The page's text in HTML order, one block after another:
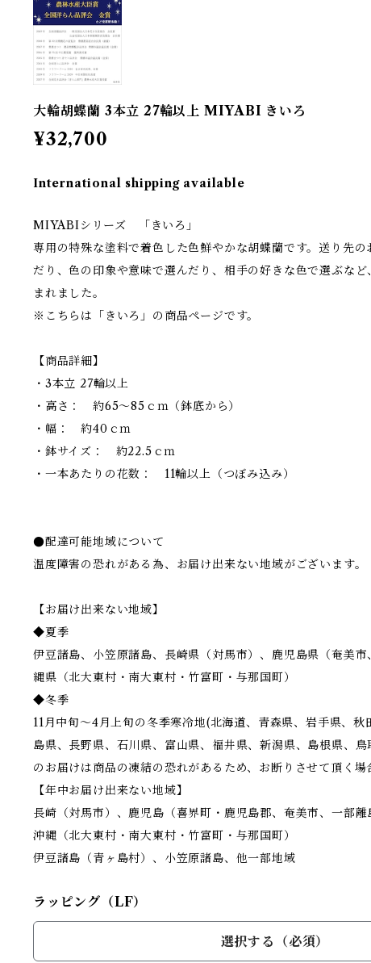
大輪胡蝶蘭 3本立 27輪以上 MIYABI きいろ
¥32,700
International shipping available
MIYABIシリーズ 「きいろ」
専用の特殊な塗料で着色した色鮮やかな胡蝶蘭です。送り先
だり、色の印象や意味で選んだり、相手の好きな色で選ぶな
まれました。
※こちらは「きいろ」の商品ページです。
【商品詳細】
・3本立 27輪以上
・高さ： 約65～85ｃｍ（鉢底から）
・幅： 約40ｃｍ
・鉢サイズ： 約22.5ｃｍ
・一本あたりの花数： 11輪以上（つぼみ込み）
●配達可能地域について
温度障害の恐れがある為、お届け出来ない地域がございます。
【お届け出来ない地域】
◆夏季
伊豆諸島、小笠原諸島、長崎県（対馬市）、鹿児島県（奄美
縄県（北大東村・南大東村・竹富町・与那国町）
◆冬季
11月中旬～4月上旬の冬季寒冷地(北海道、青森県、岩手県、
島県、長野県、石川県、富山県、福井県、新潟県、島根県、
のお届けは商品の凍結の恐れがあるため、お断りさせて頂く場
【年中お届け出来ない地域】
長崎（対馬市）、鹿児島（喜界町・鹿児島郡、奄美市、一部離
沖縄（北大東村・南大東村・竹富町・与那国町）
伊豆諸島（青ヶ島村）、小笠原諸島、他一部地域
ラッピング（LF）
選択する（必須）